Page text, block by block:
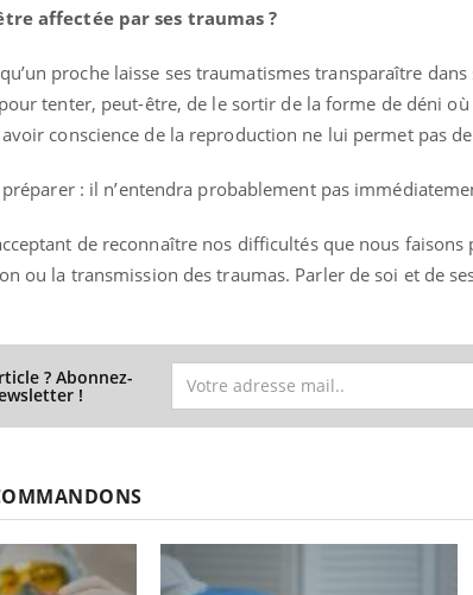
affectée par ses traumas ?
proche laisse ses traumatismes transparaître
tenter, peut-être, de le sortir de la forme de déni
avoir conscience de la reproduction ne lui permet pas
: il n’entendra probablement pas
de reconnaître nos difficultés que nous
ou la transmission des traumas. Parler de soi et de
? Abonnez-
!